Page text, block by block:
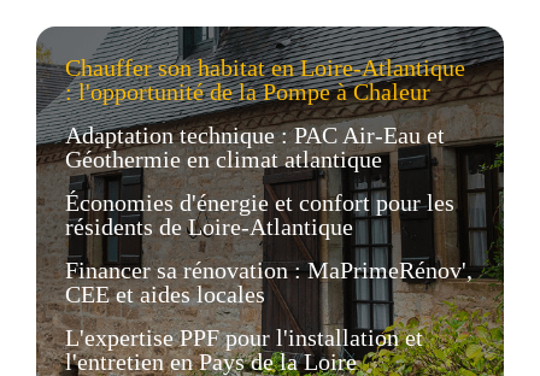
Chauffer son habitat en Loire-Atlantique
: l'opportunité de la Pompe à Chaleur
Adaptation technique : PAC Air-Eau et
Géothermie en climat atlantique
Économies d'énergie et confort pour les
résidents de Loire-Atlantique
Financer sa rénovation : MaPrimeRénov',
CEE et aides locales
L'expertise PPF pour l'installation et
l'entretien en Pays de la Loire